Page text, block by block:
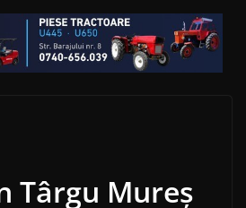
Târgu Mureș